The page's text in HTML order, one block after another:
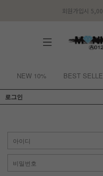
회원가입시
NEW 10% BEST
로그인